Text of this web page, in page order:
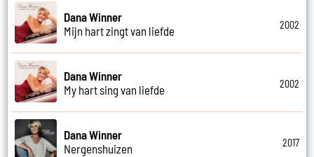
Dana Winner
Mijn hart zingt van liefde
2002
Dana Winner
My hart sing van liefde
2002
Dana Winner
Nergenshuizen
2017